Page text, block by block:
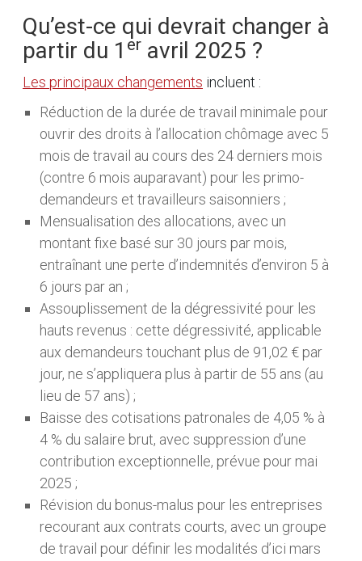
Qu’est-ce qui devrait changer à
partir du 1 er avril 2025 ?
Les principaux changements incluent :
Réduction de la durée de travail minimale pour
ouvrir des droits à l’allocation chômage avec 5
mois de travail au cours des 24 derniers mois
(contre 6 mois auparavant) pour les primo-
demandeurs et travailleurs saisonniers ;
Mensualisation des allocations, avec un
montant fixe basé sur 30 jours par mois,
entraînant une perte d’indemnités d’environ 5 à
6 jours par an ;
Assouplissement de la dégressivité pour les
hauts revenus : cette dégressivité, applicable
aux demandeurs touchant plus de 91,02 € par
jour, ne s’appliquera plus à partir de 55 ans (au
lieu de 57 ans) ;
Baisse des cotisations patronales de 4,05 % à
4 % du salaire brut, avec suppression d’une
contribution exceptionnelle, prévue pour mai
2025 ;
Révision du bonus-malus pour les entreprises
recourant aux contrats courts, avec un groupe
de travail pour définir les modalités d’ici mars